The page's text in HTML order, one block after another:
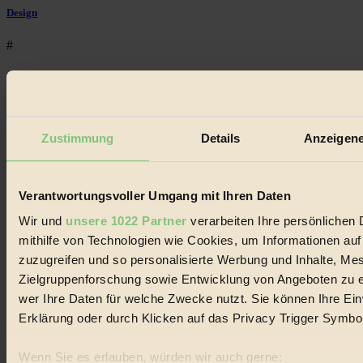
Zustimmung Details
Verantwortungsvoller Umgang mit Ihren Daten
Wir und unsere 1022 Partner verarbeiten Ihre persönlichen
mithilfe von Technologien wie Cookies, um Informationen
zuzugreifen und so personalisierte Werbung und Inhalte,
Zielgruppenforschung sowie Entwicklung von Angeboten zu
wer Ihre Daten für welche Zwecke nutzt. Sie können Ihre
Erklärung oder durch Klicken auf das Privacy Trigger
Wenn Sie es erlauben, würden wir auch gerne:
Design
#
Regional
Recycling
Eco Fashion